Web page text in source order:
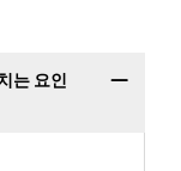
는 요인